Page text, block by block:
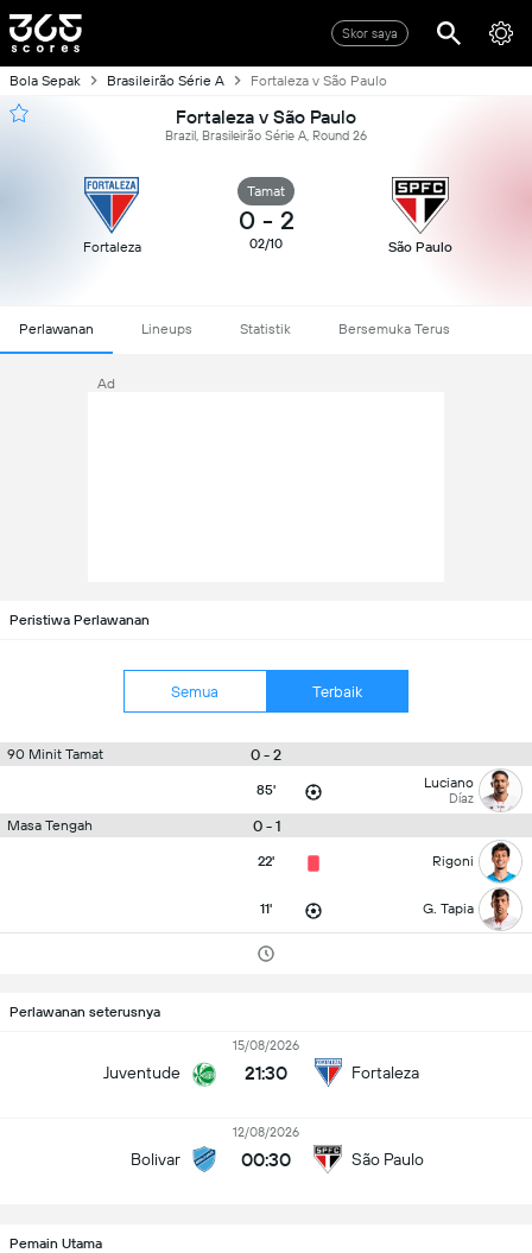
Skor saya
Bola Sepak Brasileirão Série A Fortaleza v São Paulo
Fortaleza v São Paulo
Brazil, Brasileirão Série A, Round 26
Fortaleza
Tamat
0 - 2
02/10 São Paulo
Perlawanan Lineups Statistik Bersemuka Terus
Ad
Peristiwa Perlawanan
Semua Terbaik
90 Minit Tamat 0 - 2
85' Luciano
Díaz
Masa Tengah 0 - 1
22' Rigoni
11' G. Tapia
Perlawanan seterusnya
Juventude
15/08/2026
21:30 Fortaleza
Bolivar
12/08/2026
00:30 São Paulo
Pemain Utama